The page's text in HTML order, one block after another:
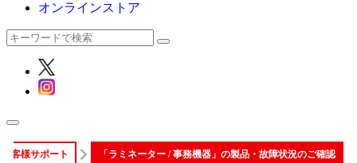
オンラインストア
お客様サポート 「ラミネーター / 事務機器」の製品・故障状況のご確認